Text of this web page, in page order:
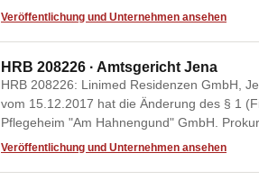
Veröffentlichung und Unternehmen ansehen
HRB 208226 · Amtsgericht Jena
HRB 208226: Linimed Residenzen GmbH,
vom 15.12.2017 hat die Änderung des § 1
Pflegeheim "Am Hahnengund" GmbH.
Veröffentlichung und Unternehmen ansehen